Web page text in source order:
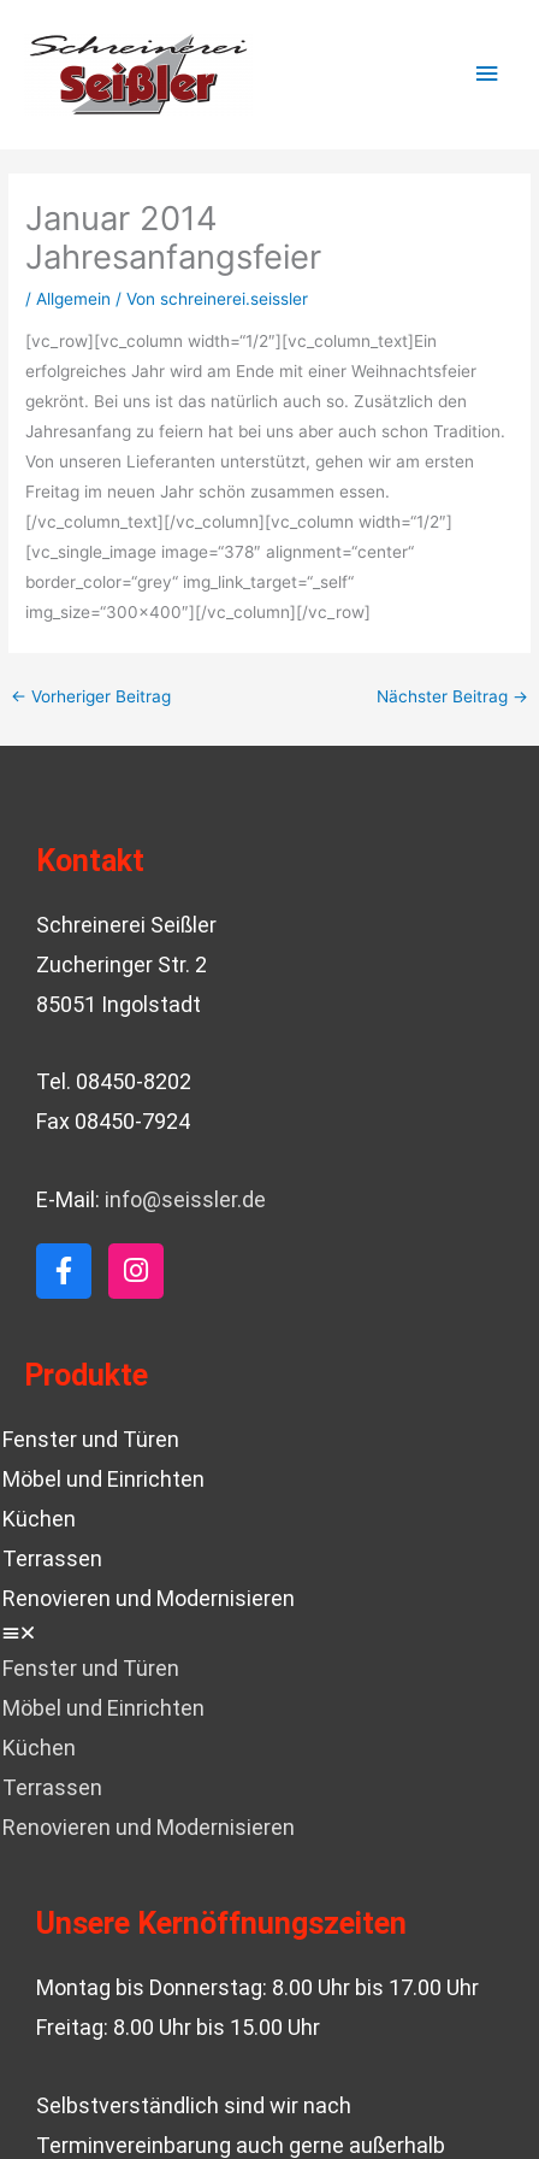
Inhalt
springen
Januar 2014
Jahresanfangsfeier
/Allgemein / Vonschreinerei.seissler
[vc_row][vc_column width=“1/2″][vc_column_text]Ein
erfolgreiches Jahr wird am Ende mit einer Weihnachtsfeier
gekrönt. Bei uns ist das natürlich auch so. Zusätzlich den
Jahresanfang zu feiern hat bei uns aber auch schon Tradition.
Von unseren Lieferanten unterstützt, gehen wir am ersten
Freitag im neuen Jahr schön zusammen essen.
[/vc_column_text][/vc_column][vc_column width=“1/2″]
[vc_single_image image=“378″ alignment=“center“
border_color=“grey“ img_link_target=“_self“
img_size=“300×400″][/vc_column][/vc_row]
← Vorheriger Beitrag Nächster Beitrag →
Kontakt
Schreinerei Seißler
Zucheringer Str. 2
85051 Ingolstadt
Tel. 08450-8202
Fax 08450-7924
E-Mail: info@seissler.de
F
a
b
o
k
-
I
n
a
g
a
m
Produkte
Fenster und Türen
Möbel und Einrichten
Küchen
Terrassen
Renovieren und Modernisieren
Fenster und Türen
Möbel und Einrichten
Küchen
Terrassen
Renovieren und Modernisieren
Unsere Kernöffnungszeiten
Montag bis Donnerstag: 8.00 Uhr bis 17.00 Uhr
Freitag: 8.00 Uhr bis 15.00 Uhr
Selbstverständlich sind wir nach
Terminvereinbarung auch gerne außerhalb